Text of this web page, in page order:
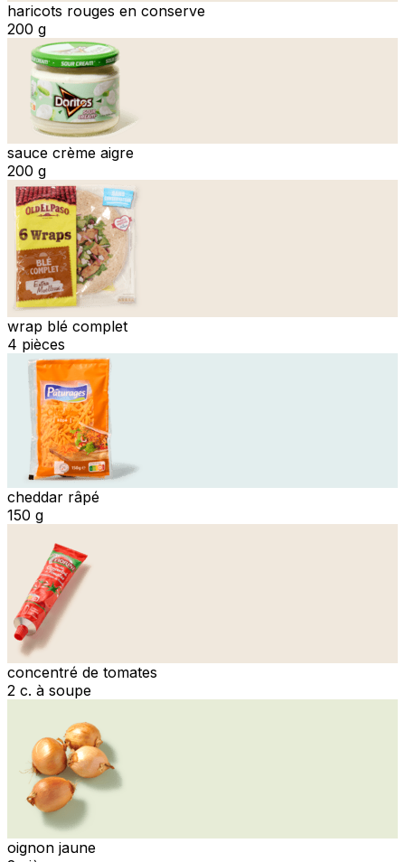
haricots rouges en conserve
200 g
sauce crème aigre
200 g
wrap blé complet
4 pièces
cheddar râpé
150 g
concentré de tomates
2 c. à soupe
oignon jaune